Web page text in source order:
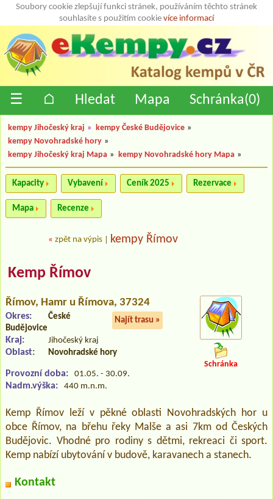
Soubory cookie zlepšují funkci stránek, používáním těchto stránek
souhlasíte s použitím cookie více informací
☰ ⌂ Hledat Mapa Schránka(0)
kempy Jihočeský kraj » kempy České Budějovice »
kempy Novohradské hory »
kempy Jihočeský kraj Mapa » kempy Novohradské hory Mapa »
Kapacity Vybavení Ceník 2025 Rezervace
Mapa Recenze
« zpět na výpis kempy Římov
Kemp Římov
Římov, Hamr u Římova, 37324
Najít trasu »
Okres:
České
Budějovice
Kraj: Jihočeský kraj
Oblast: Novohradské hory
Provozní doba: 01.05. - 30.09.
Nadm.výška: 440 m.n.m.
Schránka
Kemp Římov leží v pěkné oblasti Novohradských hor u
obce Římov, na břehu řeky Malše a asi 7km od Českých
Budějovic. Vhodné pro rodiny s dětmi, rekreaci či sport.
Kemp nabízí ubytování v budově, karavanech a stanech.
Kontakt